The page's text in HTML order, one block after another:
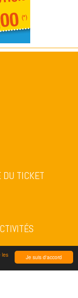
Je suis d'accord
les
DU TICKET